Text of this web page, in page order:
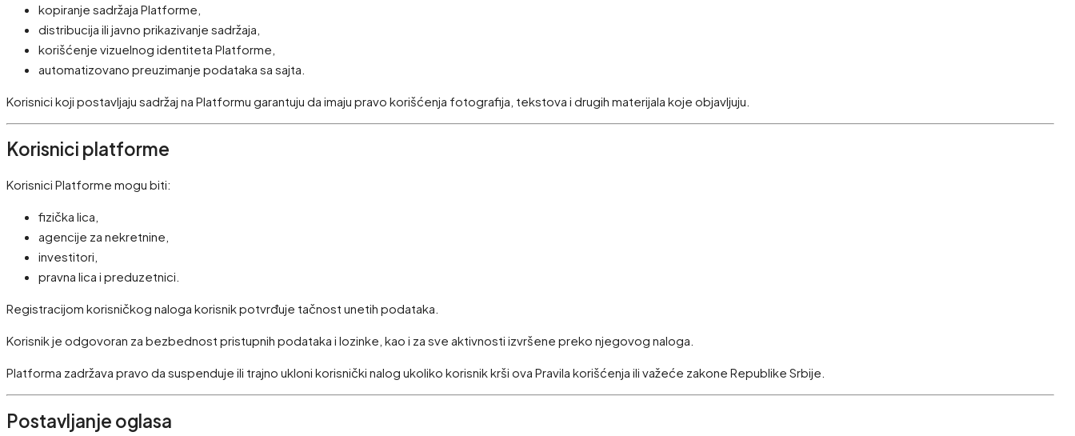
kopiranje sadržaja Platforme,
distribucija ili javno prikazivanje sadržaja,
korišćenje vizuelnog identiteta Platforme,
automatizovano preuzimanje podataka sa sajta.
Korisnici koji postavljaju sadržaj na Platformu garantuju da imaju pravo korišćenja fotografija, tekstova i drugih materijala koje objavljuju.
Korisnici platforme
Korisnici Platforme mogu biti:
fizička lica,
agencije za nekretnine,
investitori,
pravna lica i preduzetnici.
Registracijom korisničkog naloga korisnik potvrđuje tačnost unetih podataka.
Korisnik je odgovoran za bezbednost pristupnih podataka i lozinke, kao i za sve aktivnosti izvršene preko njegovog naloga.
Platforma zadržava pravo da suspenduje ili trajno ukloni korisnički nalog ukoliko korisnik krši ova Pravila korišćenja ili važeće zakone Republike Srbije.
Postavljanje oglasa